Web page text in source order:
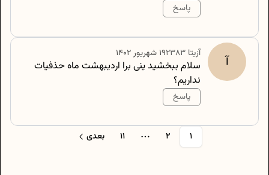
پاسخ
آ آزیتا 2383۱۹ شهریور ۱۴۰۲
سلام ببخشید ینی برا اردیبهشت ماه حذفیات
نداریم؟
پاسخ
1
2
More pages
11 بعدی